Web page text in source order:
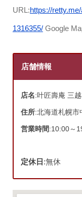
URL:https://
1316355/Google
店舗情報
店名:叶匠壽庵 三
住所:北海道札幌市
営業時間:10:00～
定休日 :無休